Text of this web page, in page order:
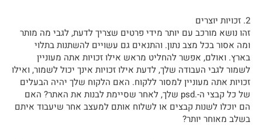
2. זכויות יוצרים
זהו נושא מורכב עם יותר מידי פרטים שצריך לדעת, לגבי מה מותר
ומה אסור בכל מצב נתון. והתנאים גם עשויים להשתנות בתלוי
בארץ. ואולם, אפשר להחליט מראש אילו זכויות אתה מעוניין
לשמור לגבי העבודה שלך, לדעת אילו זכויות אינך יכול לשמור, ואילו
זכויות אתה מעוניין למסור ללקוח. האם הלקוח שלך יהיה הבעלים
של כל קבצי ה-.psd שלך, לאחר שסיימת לבנות את האתר? האם
הם יוכלו לשנות קבצים או לשלוח אותם למעצב אחר שיעבוד איתם
בשלב מאוחר יותר?